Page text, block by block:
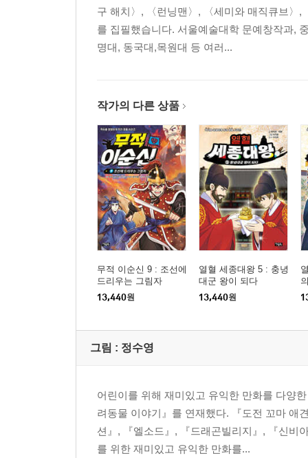
구 해치〉, 〈런닝맨〉, 〈세미와 매직큐브〉
를 집필했습니다. 서울예술대학 문예창작과,
명대, 동국대,목원대 등 여러...
작가의 다른 상품
무적 이순신 9 : 조선에
드리우는 그림자
13,440원
열혈 세종대왕 5 : 충녕
대군 왕이 되다
13,440원
그림 : 정수영
어린이를 위해 재미있고 유익한 만화를 다양
려동물 이야기』를 연재했다. 『도전 꼬마 애
션』, 『엘소드』, 『드래곤빌리지』, 『신비
를 위한 재미있고 유익한 만화를...